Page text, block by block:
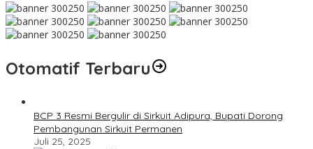
Otomatif Terbaru
BCP 3 Resmi Bergulir di Sirkuit Adipura, Bupati Dorong
Pembangunan Sirkuit Permanen
Juli 25, 2025